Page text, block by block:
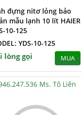
đựng nitơ lỏng bảo
mẫu lạnh 10 lít HAIER
10-125
YDS-10-125
lòng gọi MUA
Ms. Tô Liên